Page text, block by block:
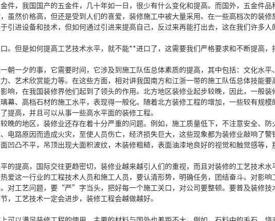
件，我国国产的五金件，几十年如一日，很少有什么变化和提高。而国外，五金件品
虽然价格高，但还是受到人们的喜爱，装修施工中被大量采用。在一些高档次的装修
引进设备和技术，但如何通过引进来提高自己，反过来再能打出去，这在我们许多人
但是如何提高工艺技术水平，就不能**进口了，这需要我们严格要求和不断提高，
一夕的事，它需要时间，它涉及到施工队伍总体素质的提高，其中包括：文化水平
、艺术欣赏能力等。在这些方面，相对讲我国南方和江浙一带的施工队伍总体技能要
响，在我国装修界他们起到了领头的作用。北方地区装修业起步较晚，因此，一般装
幕、高档石材的施工水平，表现得一般化。随着北方装修工程的增加，一些较有规模
提高，并且可以从事一些高水平面的装修工程。
的地区，装修业还存在着十分严重的问题。例如，施工质量低下，不注意安全、防
电路原因而造成火灾，至使人员伤亡，经济损失巨大，这些现象都为装修业敲响了警
凹凸不平，吊顶出现大面积波纹，木装修粗糙，表面油漆地良好的视觉和触觉感等，
提高，国际交往更趋密切，装修业越来越引人们的重视，而且对装修的工艺技术水
爱这一行业的工程技术人员和施工人员，要认清形势，明确任务，团结奋斗。对影响
对工艺问题，要“严”字当头，把好每一个施工关口，对公司要整顿。要普及装修技
工艺技术一定会进步，装修工程会越做越好。